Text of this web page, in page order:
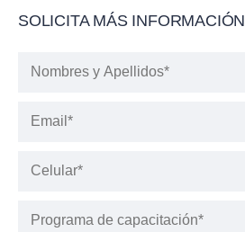
SOLICITA MÁS INFORMACIÓN